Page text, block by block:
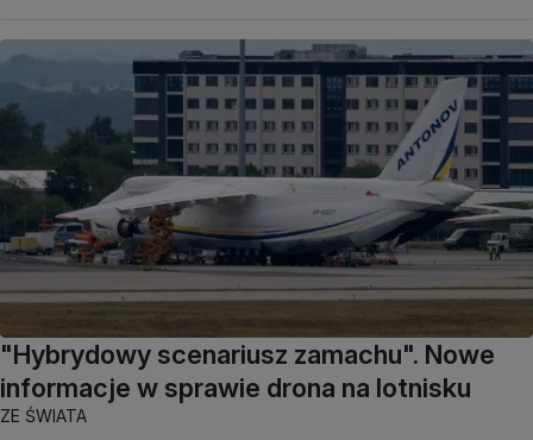
"Hybrydowy scenariusz zamachu". Nowe
informacje w sprawie drona na lotnisku
ZE ŚWIATA